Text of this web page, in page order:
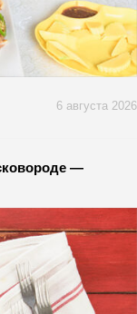
6 августа 2026
—